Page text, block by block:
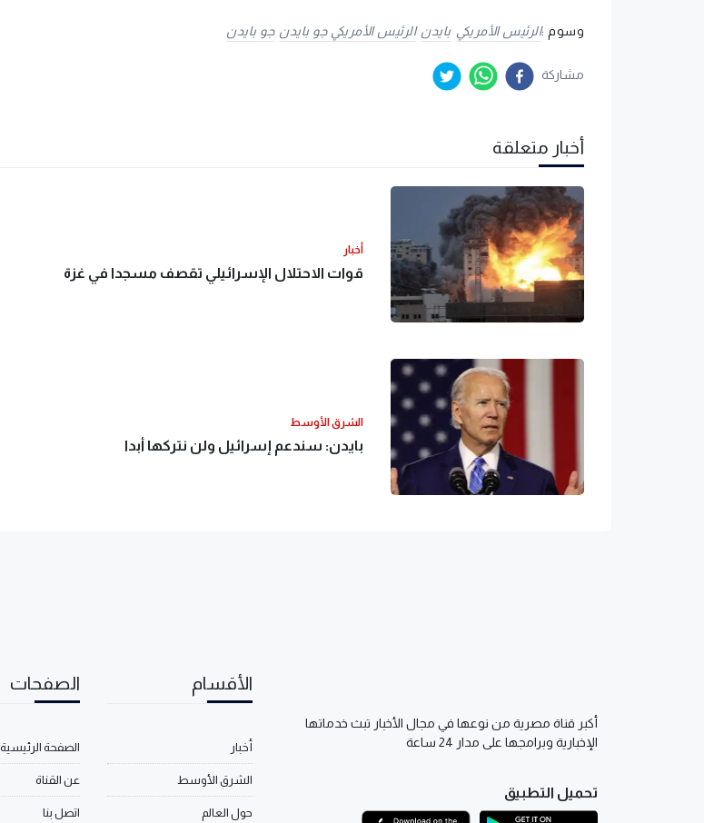
وسوم :الرئيس الأمريكي بايدن الرئيس الأمريكي جو بايدن جو بايدن
مشاركة
أخبار متعلقة
أخبار
قوات الاحتلال الإسرائيلي تقصف مسجدا في غزة
الشرق الأوسط
بايدن: سندعم إسرائيل ولن نتركها أبدا
أكبر قناة مصرية من نوعها في مجال الأخبار تبث خدماتها
الإخبارية وبرامجها على مدار 24 ساعة
تحميل التطبيق
الأقسام
أخبار
الشرق الأوسط
حول العالم
الصفحات
الصفحة الرئيسية
عن القناة
اتصل بنا